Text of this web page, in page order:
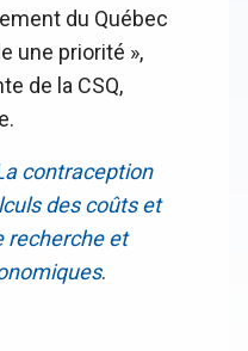
du Québec
une priorité »,
de la CSQ,
contraception
des coûts et
recherche et
.